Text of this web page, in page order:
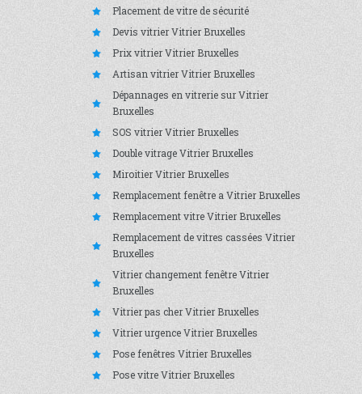
Placement de vitre de sécurité
Devis vitrier Vitrier Bruxelles
Prix vitrier Vitrier Bruxelles
Artisan vitrier Vitrier Bruxelles
Dépannages en vitrerie sur Vitrier
Bruxelles
SOS vitrier Vitrier Bruxelles
Double vitrage Vitrier Bruxelles
Miroitier Vitrier Bruxelles
Remplacement fenêtre a Vitrier Bruxelles
Remplacement vitre Vitrier Bruxelles
Remplacement de vitres cassées Vitrier
Bruxelles
Vitrier changement fenêtre Vitrier
Bruxelles
Vitrier pas cher Vitrier Bruxelles
Vitrier urgence Vitrier Bruxelles
Pose fenêtres Vitrier Bruxelles
Pose vitre Vitrier Bruxelles